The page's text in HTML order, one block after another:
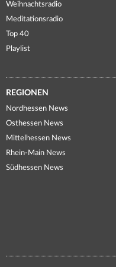
Weihnachtsradio
Meditationsradio
Top 40
Playlist
REGIONEN
Nordhessen News
Osthessen News
Mittelhessen News
Rhein-Main News
Südhessen News